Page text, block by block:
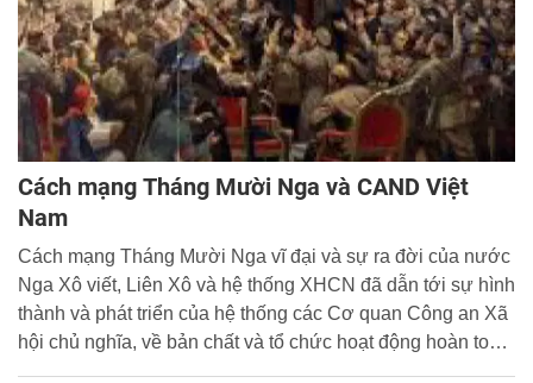
Cách mạng Tháng Mười Nga và CAND Việt
Nam
Cách mạng Tháng Mười Nga vĩ đại và sự ra đời của nước
Nga Xô viết, Liên Xô và hệ thống XHCN đã dẫn tới sự hình
thành và phát triển của hệ thống các Cơ quan Công an Xã
hội chủ nghĩa, về bản chất và tổ chức hoạt động hoàn toàn